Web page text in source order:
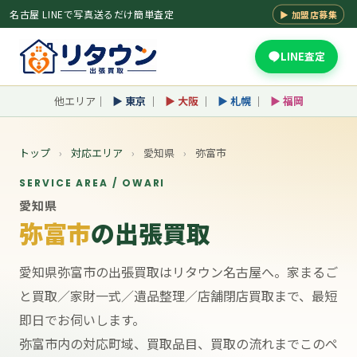
名古屋 LINEで写真送るだけ簡単査定 ▶ 加盟店募集
LINE査定
他エリア｜ ▶ 東京 ｜ ▶ 大阪｜ ▶ 札幌｜ ▶ 福岡
トップ › 対応エリア › 愛知県 › 弥富市
SERVICE AREA / OWARI
愛知県
弥富市の出張買取
愛知県弥富市の出張買取はリタウン名古屋へ。家まるご
と買取／家財一式／遺品整理／店舗閉店買取まで、最短
即日でお伺いします。
弥富市内の対応町域、買取品目、買取の流れまでこのペ